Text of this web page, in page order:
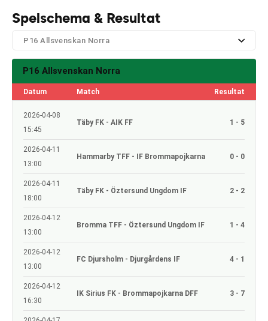
Spelschema & Resultat
P16 Allsvenskan Norra
P16 Allsvenskan Norra
Datum Match Resultat
2026-04-08
15:45
Täby FK - AIK FF 1 - 5
2026-04-11
13:00
Hammarby TFF - IF Brommapojkarna 0 - 0
2026-04-11
18:00
Täby FK - Öztersund Ungdom IF 2 - 2
2026-04-12
13:00
Bromma TFF - Öztersund Ungdom IF 1 - 4
2026-04-12
13:00
FC Djursholm - Djurgårdens IF 4 - 1
2026-04-12
16:30
IK Sirius FK - Brommapojkarna DFF 3 - 7